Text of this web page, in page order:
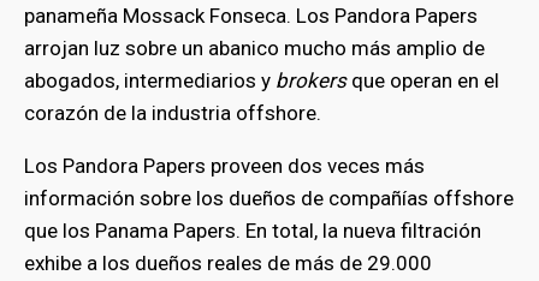
panameña Mossack Fonseca. Los Pandora Papers
arrojan luz sobre un abanico mucho más amplio de
abogados, intermediarios y brokers que operan en el
corazón de la industria offshore.
Los Pandora Papers proveen dos veces más
información sobre los dueños de compañías offshore
que los Panama Papers. En total, la nueva filtración
exhibe a los dueños reales de más de 29.000